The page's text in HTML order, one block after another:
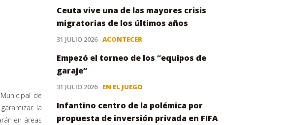
de
la
en áreas
Ceuta vive una de las mayores crisis
migratorias de los últimos años
31 JULIO 2026 ACONTECER
Empezó el torneo de los “equipos de
garaje”
31 JULIO 2026 EN EL JUEGO
Infantino centro de la polémica por
propuesta de inversión privada en FIFA